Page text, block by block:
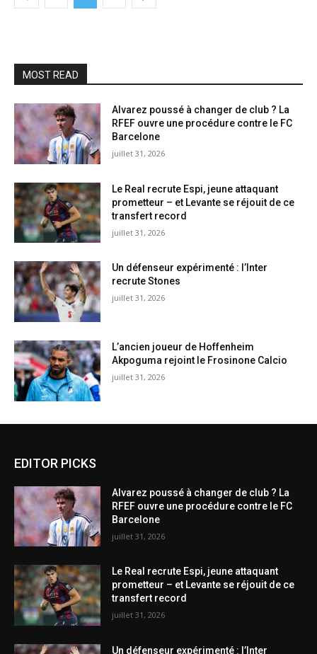
MOST READ
Alvarez poussé à changer de club ? La
RFEF ouvre une procédure contre le FC
Barcelone
juillet 31, 2026
Le Real recrute Espi, jeune attaquant
prometteur – et Levante se réjouit de ce
transfert record
juillet 31, 2026
Un défenseur expérimenté : l’Inter
recrute Stones
juillet 31, 2026
L’ancien joueur de Hoffenheim
Akpoguma rejoint le Frosinone Calcio
juillet 31, 2026
EDITOR PICKS
Alvarez poussé à changer de club ? La
RFEF ouvre une procédure contre le FC
Barcelone
juillet 31, 2026
Le Real recrute Espi, jeune attaquant
prometteur – et Levante se réjouit de ce
transfert record
juillet 31, 2026
Un défenseur expérimenté : l’Inter